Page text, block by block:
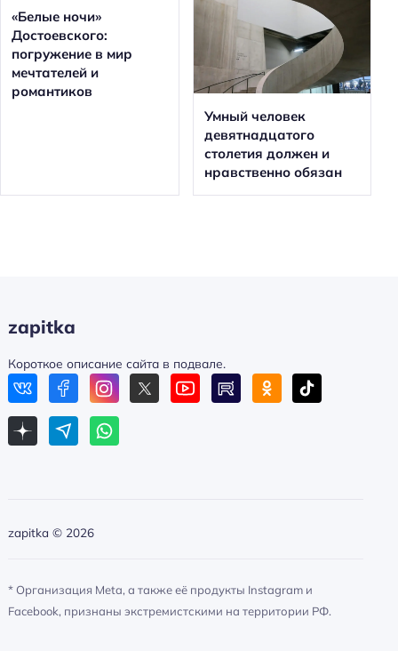
«Белые ночи»
Достоевского:
погружение в мир
мечтателей и
романтиков
Умный человек
девятнадцатого
столетия должен и
нравственно обязан
zapitka
Короткое описание сайта в подвале.
zapitka © 2026
* Организация Meta, а также её продукты Instagram и
Facebook, признаны экстремистскими на территории РФ.